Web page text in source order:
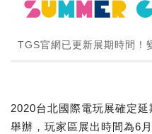
TGS官網已更新展期時間！
2020台北國際電玩展確定
舉辦，玩家區展出時間為6